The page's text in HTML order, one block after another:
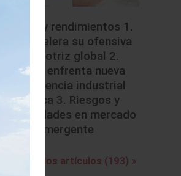
Riesgos y rendimientos 1.
China acelera su ofensiva
automotriz global 2.
México enfrenta nueva
competencia industrial
asiática 3. Riesgos y
oportunidades en mercado
emergente
Ver todos los artículos (193) »